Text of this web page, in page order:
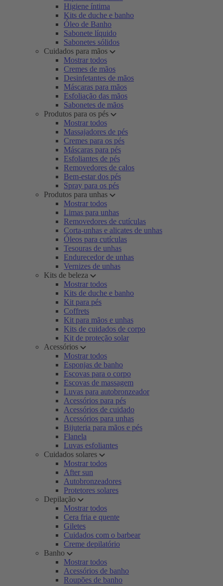
Higiene íntima
Kits de duche e banho
Óleo de Banho
Sabonete líquido
Sabonetes sólidos
Cuidados para mãos
Mostrar todos
Cremes de mãos
Desinfetantes de mãos
Máscaras para mãos
Esfoliação das mãos
Sabonetes de mãos
Produtos para os pés
Mostrar todos
Massajadores de pés
Cremes para os pés
Máscaras para pés
Esfoliantes de pés
Removedores de calos
Bem-estar dos pés
Spray para os pés
Produtos para unhas
Mostrar todos
Limas para unhas
Removedores de cutículas
Corta-unhas e alicates de unhas
Óleos para cutículas
Tesouras de unhas
Endurecedor de unhas
Vernizes de unhas
Kits de beleza
Mostrar todos
Kits de duche e banho
Kit para pés
Coffrets
Kit para mãos e unhas
Kits de cuidados de corpo
Kit de proteção solar
Acessórios
Mostrar todos
Esponjas de banho
Escovas para o corpo
Escovas de massagem
Luvas para autobronzeador
Acessórios para pés
Acessórios de cuidado
Acessórios para unhas
Bijuteria para mãos e pés
Flanela
Luvas esfoliantes
Cuidados solares
Mostrar todos
After sun
Autobronzeadores
Protetores solares
Depilação
Mostrar todos
Cera fria e quente
Giletes
Cuidados com o barbear
Creme depilatório
Banho
Mostrar todos
Acessórios de banho
Roupões de banho